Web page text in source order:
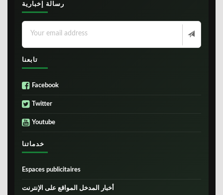
رسالة إخبارية
تابعنا
Facebook
Twitter
Youtube
خدماتنا
Espaces publicitaires
أخبار المدخل المواقع على الإنترنت